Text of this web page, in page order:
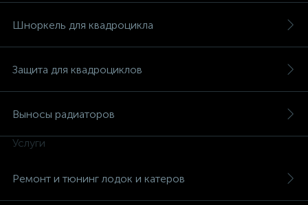
Шноркель для квадроцикла
Защита для квадроциклов
Выносы радиаторов
Услуги
Ремонт и тюнинг лодок и катеров